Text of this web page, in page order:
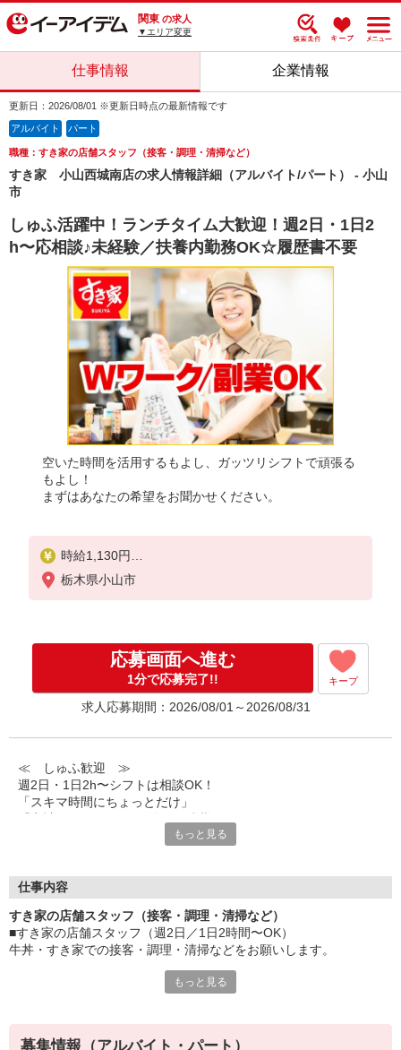
関東 の求人
▼エリア変更
仕事情報 企業情報
更新日：2026/08/01 ※更新日時点の最新情報です
アルバイト パート
職種：すき家の店舗スタッフ（接客・調理・清掃など）
すき家 小山西城南店の求人情報詳細（アルバイト/パート） - 小山
市
しゅふ活躍中！ランチタイム大歓迎！週2日・1日2
h〜応相談♪未経験／扶養内勤務OK☆履歴書不要
空いた時間を活用するもよし、ガッツリシフトで頑張る
もよし！
まずはあなたの希望をお聞かせください。
時給1,130円
※22:00〜翌5:00：時給1,413円
※高校生時給1,080円
栃木県小山市
応募画面へ進む
1分で応募完了!! キープ
求人応募期間：2026/08/01～2026/08/31
≪ しゅふ歓迎 ≫
週2日・1日2h〜シフトは相談OK！
「スキマ時間にちょっとだけ」
など、自分らしく活躍できますよ。
■髪型・髪色自由
■給与前払い可
急な出費も安心♪
■社員登用あり
将来を考えている方は必見です。
与兵衛、オリーブの丘、焼肉いちばんなどを経営しているゼンシ
ョーグループ！
もっと見る
仕事内容
すき家の店舗スタッフ（接客・調理・清掃など）
■すき家の店舗スタッフ（週2日／1日2時間〜OK）
牛丼・すき家での接客・調理・清掃などをお願いします。
あなたの笑顔で！
もっと見る
募集情報（アルバイト・パート）